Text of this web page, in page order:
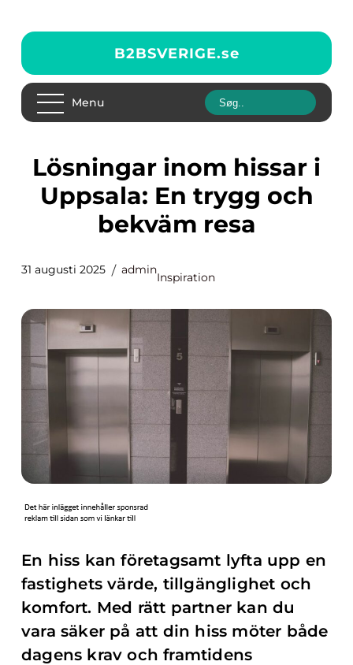
B2BSVERIGE.se
Menu
Lösningar inom hissar i
Uppsala: En trygg och
bekväm resa
31 augusti 2025 admin
Inspiration
En hiss kan företagsamt lyfta upp en
fastighets värde, tillgänglighet och
komfort. Med rätt partner kan du
vara säker på att din hiss möter både
dagens krav och framtidens